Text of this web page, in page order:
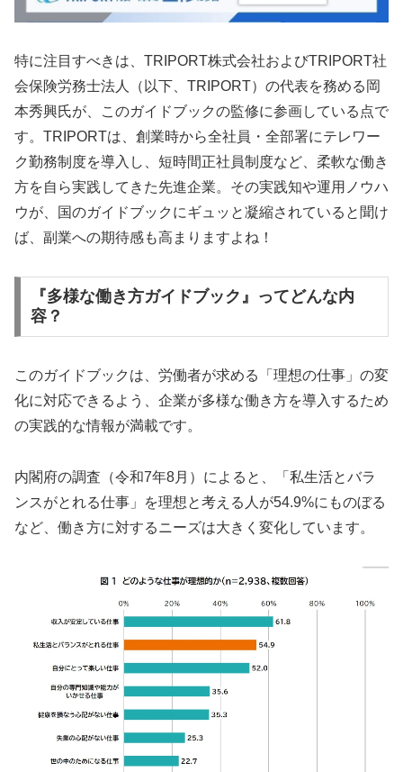
特に注目すべきは、TRIPORT株式会社およびTRIPORT社
会保険労務士法人（以下、TRIPORT）の代表を務める岡
本秀興氏が、このガイドブックの監修に参画している点で
す。TRIPORTは、創業時から全社員・全部署にテレワー
ク勤務制度を導入し、短時間正社員制度など、柔軟な働き
方を自ら実践してきた先進企業。その実践知や運用ノウハ
ウが、国のガイドブックにギュッと凝縮されていると聞け
ば、副業への期待感も高まりますよね！
『多様な働き方ガイドブック』ってどんな内
容？
このガイドブックは、労働者が求める「理想の仕事」の変
化に対応できるよう、企業が多様な働き方を導入するため
の実践的な情報が満載です。
内閣府の調査（令和7年8月）によると、「私生活とバラ
ンスがとれる仕事」を理想と考える人が54.9%にものぼる
など、働き方に対するニーズは大きく変化しています。